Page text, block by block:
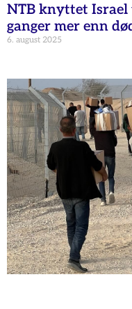
NTB knyttet
ganger mer enn
6. august 2025